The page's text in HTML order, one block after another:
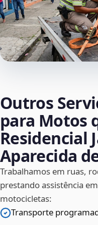
Outros
para Motos
Residencial
Aparecida
Trabalhamos em ruas,
prestando assistência
motocicletas:
Transporte